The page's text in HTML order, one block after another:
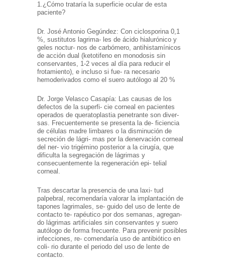
1.¿Cómo trataría la superficie ocular de esta
paciente?
Dr. José Antonio Gegúndez: Con ciclosporina 0,1
%, sustitutos lagrima- les de ácido hialurónico y
geles noctur- nos de carbómero, antihistamínicos
de acción dual (ketotifeno en monodosis sin
conservantes, 1-2 veces al día para reducir el
frotamiento), e incluso si fue- ra necesario
hemoderivados como el suero autólogo al 20 %
Dr. Jorge Velasco Casapía: Las causas de los
defectos de la superfi- cie corneal en pacientes
operados de queratoplastia penetrante son diver-
sas. Frecuentemente se presenta la de- ficiencia
de células madre limbares o la disminución de
secreción de lágri- mas por la denervación corneal
del ner- vio trigémino posterior a la cirugía, que
dificulta la segregación de lágrimas y
consecuentemente la regeneración epi- telial
corneal.
Tras descartar la presencia de una laxi- tud
palpebral, recomendaría valorar la implantación de
tapones lagrimales, se- guido del uso de lente de
contacto te- rapéutico por dos semanas, agregan-
do lágrimas artificiales sin conservantes y suero
autólogo de forma frecuente. Para prevenir posibles
infecciones, re- comendaría uso de antibiótico en
coli- rio durante el periodo del uso de lente de
contacto.